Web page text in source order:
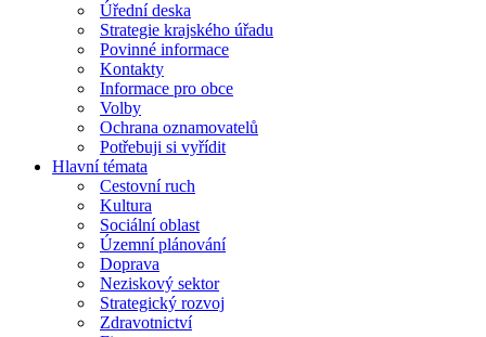
Úřední deska
Strategie krajského úřadu
Povinné informace
Kontakty
Informace pro obce
Volby
Ochrana oznamovatelů
Potřebuji si vyřídit
Hlavní témata
Cestovní ruch
Kultura
Sociální oblast
Územní plánování
Doprava
Neziskový sektor
Strategický rozvoj
Zdravotnictví